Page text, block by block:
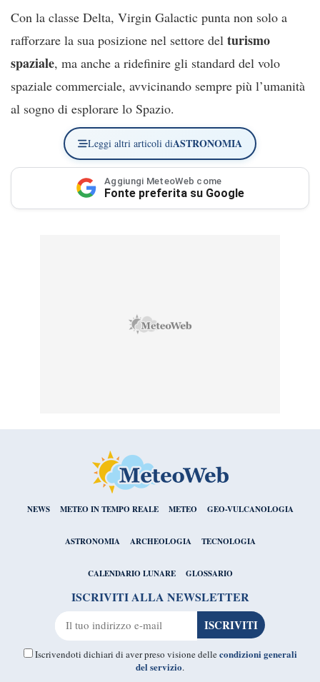
Con la classe Delta, Virgin Galactic punta non solo a
rafforzare la sua posizione nel settore del turismo
spaziale, ma anche a ridefinire gli standard del volo
spaziale commerciale, avvicinando sempre più l’umanità
al sogno di esplorare lo Spazio.
Leggi altri articoli diASTRONOMIA
Aggiungi MeteoWeb come
Fonte preferita su Google
NEWS METEO IN TEMPO REALE METEO GEO-VULCANOLOGIA
ASTRONOMIA ARCHEOLOGIA TECNOLOGIA
CALENDARIO LUNARE GLOSSARIO
ISCRIVITI ALLA NEWSLETTER
Iscrivendoti dichiari di aver preso visione dellecondizioni generali
del servizio.